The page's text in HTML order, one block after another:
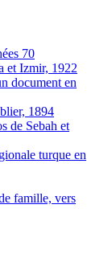
70
et Izmir, 1922
document en
1894
de Sebah et
turque en
famille, vers